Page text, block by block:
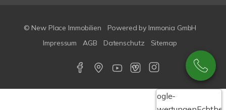
© New Place Immobilien
Powered by Immonia GmbH
Impressum
AGB Datenschutz Sitemap
Google-